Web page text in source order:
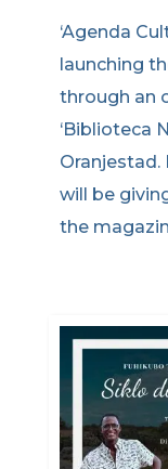
‘Agenda
launching
through an
‘Biblioteca
Oranjestad.
will be
the